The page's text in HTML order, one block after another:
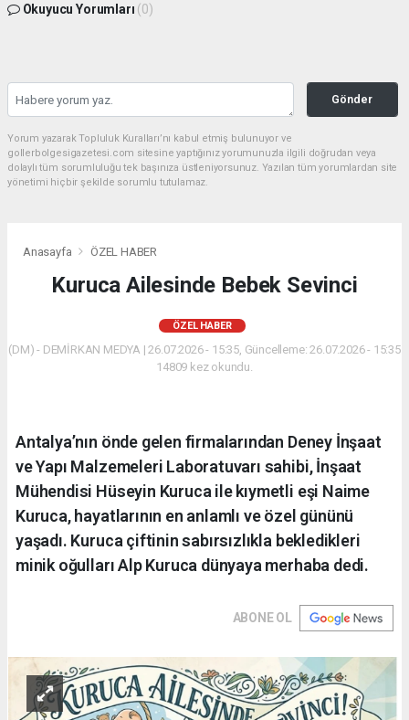
Okuyucu Yorumları (0)
Gönder
Yorum yazarak Topluluk Kuralları’nı kabul etmiş bulunuyor ve
gollerbolgesigazetesi.com sitesine yaptığınız yorumunuzla ilgili doğrudan veya
dolaylı tüm sorumluluğu tek başınıza üstleniyorsunuz. Yazılan tüm yorumlardan site
yönetimi hiçbir şekilde sorumlu tutulamaz.
Anasayfa ÖZEL HABER
Kuruca Ailesinde Bebek Sevinci
ÖZEL HABER
(DM) - DEMİRKAN MEDYA | 26.07.2026 - 15:35, Güncelleme: 26.07.2026 - 15:35
14809 kez okundu.
Antalya’nın önde gelen firmalarından Deney İnşaat
ve Yapı Malzemeleri Laboratuvarı sahibi, İnşaat
Mühendisi Hüseyin Kuruca ile kıymetli eşi Naime
Kuruca, hayatlarının en anlamlı ve özel gününü
yaşadı. Kuruca çiftinin sabırsızlıkla bekledikleri
minik oğulları Alp Kuruca dünyaya merhaba dedi.
ABONE OL